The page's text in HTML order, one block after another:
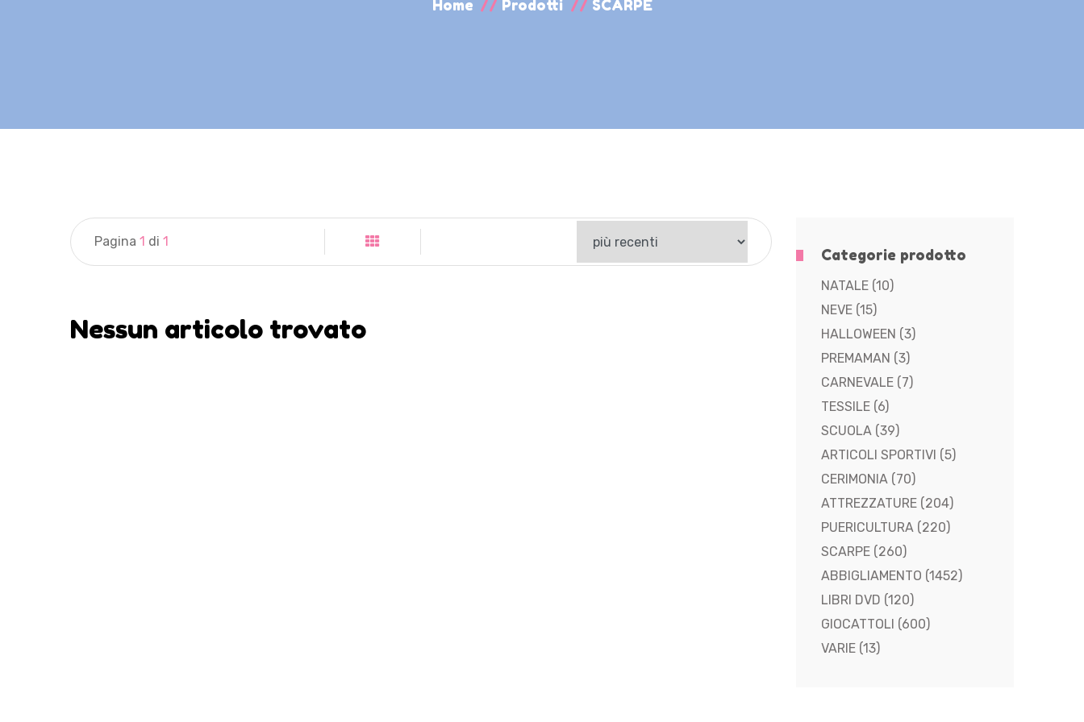
Home // Prodotti // SCARPE
Pagina 1 di 1
Nessun articolo trovato
Categorie prodotto
NATALE (10)
NEVE (15)
HALLOWEEN (3)
PREMAMAN (3)
CARNEVALE (7)
TESSILE (6)
SCUOLA (39)
ARTICOLI SPORTIVI (5)
CERIMONIA (70)
ATTREZZATURE (204)
PUERICULTURA (220)
SCARPE (260)
ABBIGLIAMENTO (1452)
LIBRI DVD (120)
GIOCATTOLI (600)
VARIE (13)